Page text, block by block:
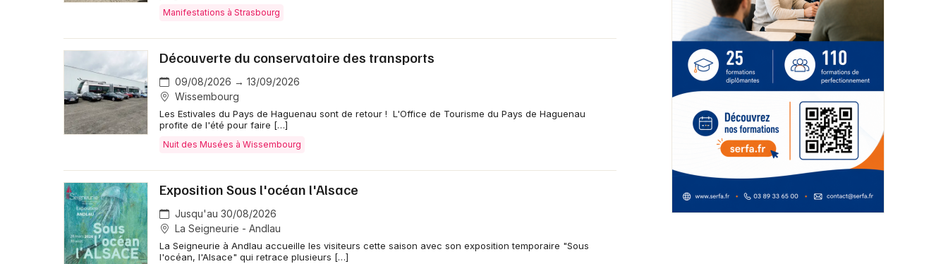
Manifestations à Strasbourg
Découverte du conservatoire des transports
09/08/2026 → 13/09/2026
Wissembourg
Les Estivales du Pays de Haguenau sont de retour ! L'Office de Tourisme du Pays de Haguenau
profite de l'été pour faire […]
Nuit des Musées à Wissembourg
Exposition Sous l'océan l'Alsace
Jusqu'au 30/08/2026
La Seigneurie - Andlau
La Seigneurie à Andlau accueille les visiteurs cette saison avec son exposition temporaire "Sous
l'océan, l'Alsace" qui retrace plusieurs […]